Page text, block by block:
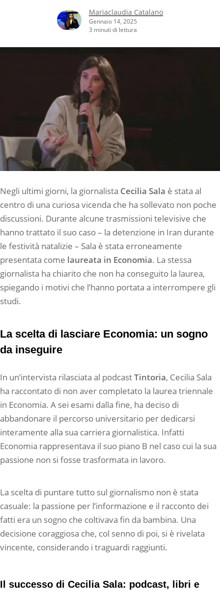
Mariaclaudia Catalano
Gennaio 14, 2025
3 minuti di lettura
Negli ultimi giorni, la giornalista Cecilia Sala è stata al
centro di una curiosa vicenda che ha sollevato non poche
discussioni. Durante alcune trasmissioni televisive che
hanno trattato il suo caso – la detenzione in Iran durante
le festività natalizie – Sala è stata erroneamente
presentata come laureata in Economia. La stessa
giornalista ha chiarito che non ha conseguito la laurea,
spiegando i motivi che l’hanno portata a interrompere gli
studi.
La scelta di lasciare Economia: un sogno
da inseguire
In un’intervista rilasciata al podcastTintoria, Cecilia Sala
ha raccontato di non aver completato la laurea triennale
in Economia. A sei esami dalla fine, ha deciso di
abbandonare il percorso universitario per dedicarsi
interamente alla sua carriera giornalistica. Infatti
Economia rappresentava il suo piano B nel caso cui la sua
passione non si fosse trasformata in lavoro.
La scelta di puntare tutto sul giornalismo non è stata
casuale: la passione per l’informazione e il racconto dei
fatti era un sogno che coltivava fin da bambina. Una
decisione coraggiosa che, col senno di poi, si è rivelata
vincente, considerando i traguardi raggiunti.
Il successo di Cecilia Sala: podcast, libri e